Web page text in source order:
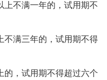
上不满一年的，试用期不
不满三年的，试用期不得
的，试用期不得超过六个